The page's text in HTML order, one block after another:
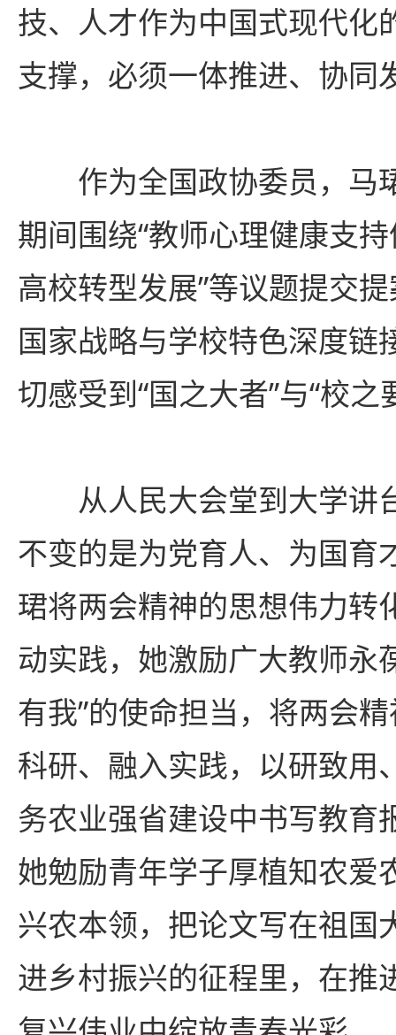
技、人才作为中国式现代化
支撑，必须一体推进、协同
作为全国政协委员，马
期间围绕“教师心理健康支
高校转型发展”等议题提交
国家战略与学校特色深度链
切感受到“国之大者”与“校
从人民大会堂到大学讲
不变的是为党育人、为国育
珺将两会精神的思想伟力转
动实践，她激励广大教师永
有我”的使命担当，将两会
科研、融入实践，以研致用
务农业强省建设中书写教育
她勉励青年学子厚植知农爱
兴农本领，把论文写在祖国
进乡村振兴的征程里，在推